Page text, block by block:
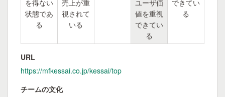
を得ない
状態であ
る
売上が重
視されて
いる
ユーザ価
値を重視
できてい
る
できてい
る
URL
https://mfkessai.co.jp/kessai/top
チームの文化